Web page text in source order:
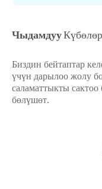
ЧыдамдууКүбөлөр
Биздин бейтаптар
үчүн дарылоо жолу
саламаттыкты
бөлүшөт.